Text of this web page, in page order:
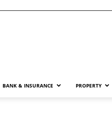
BANK & INSURANCE PROPERTY